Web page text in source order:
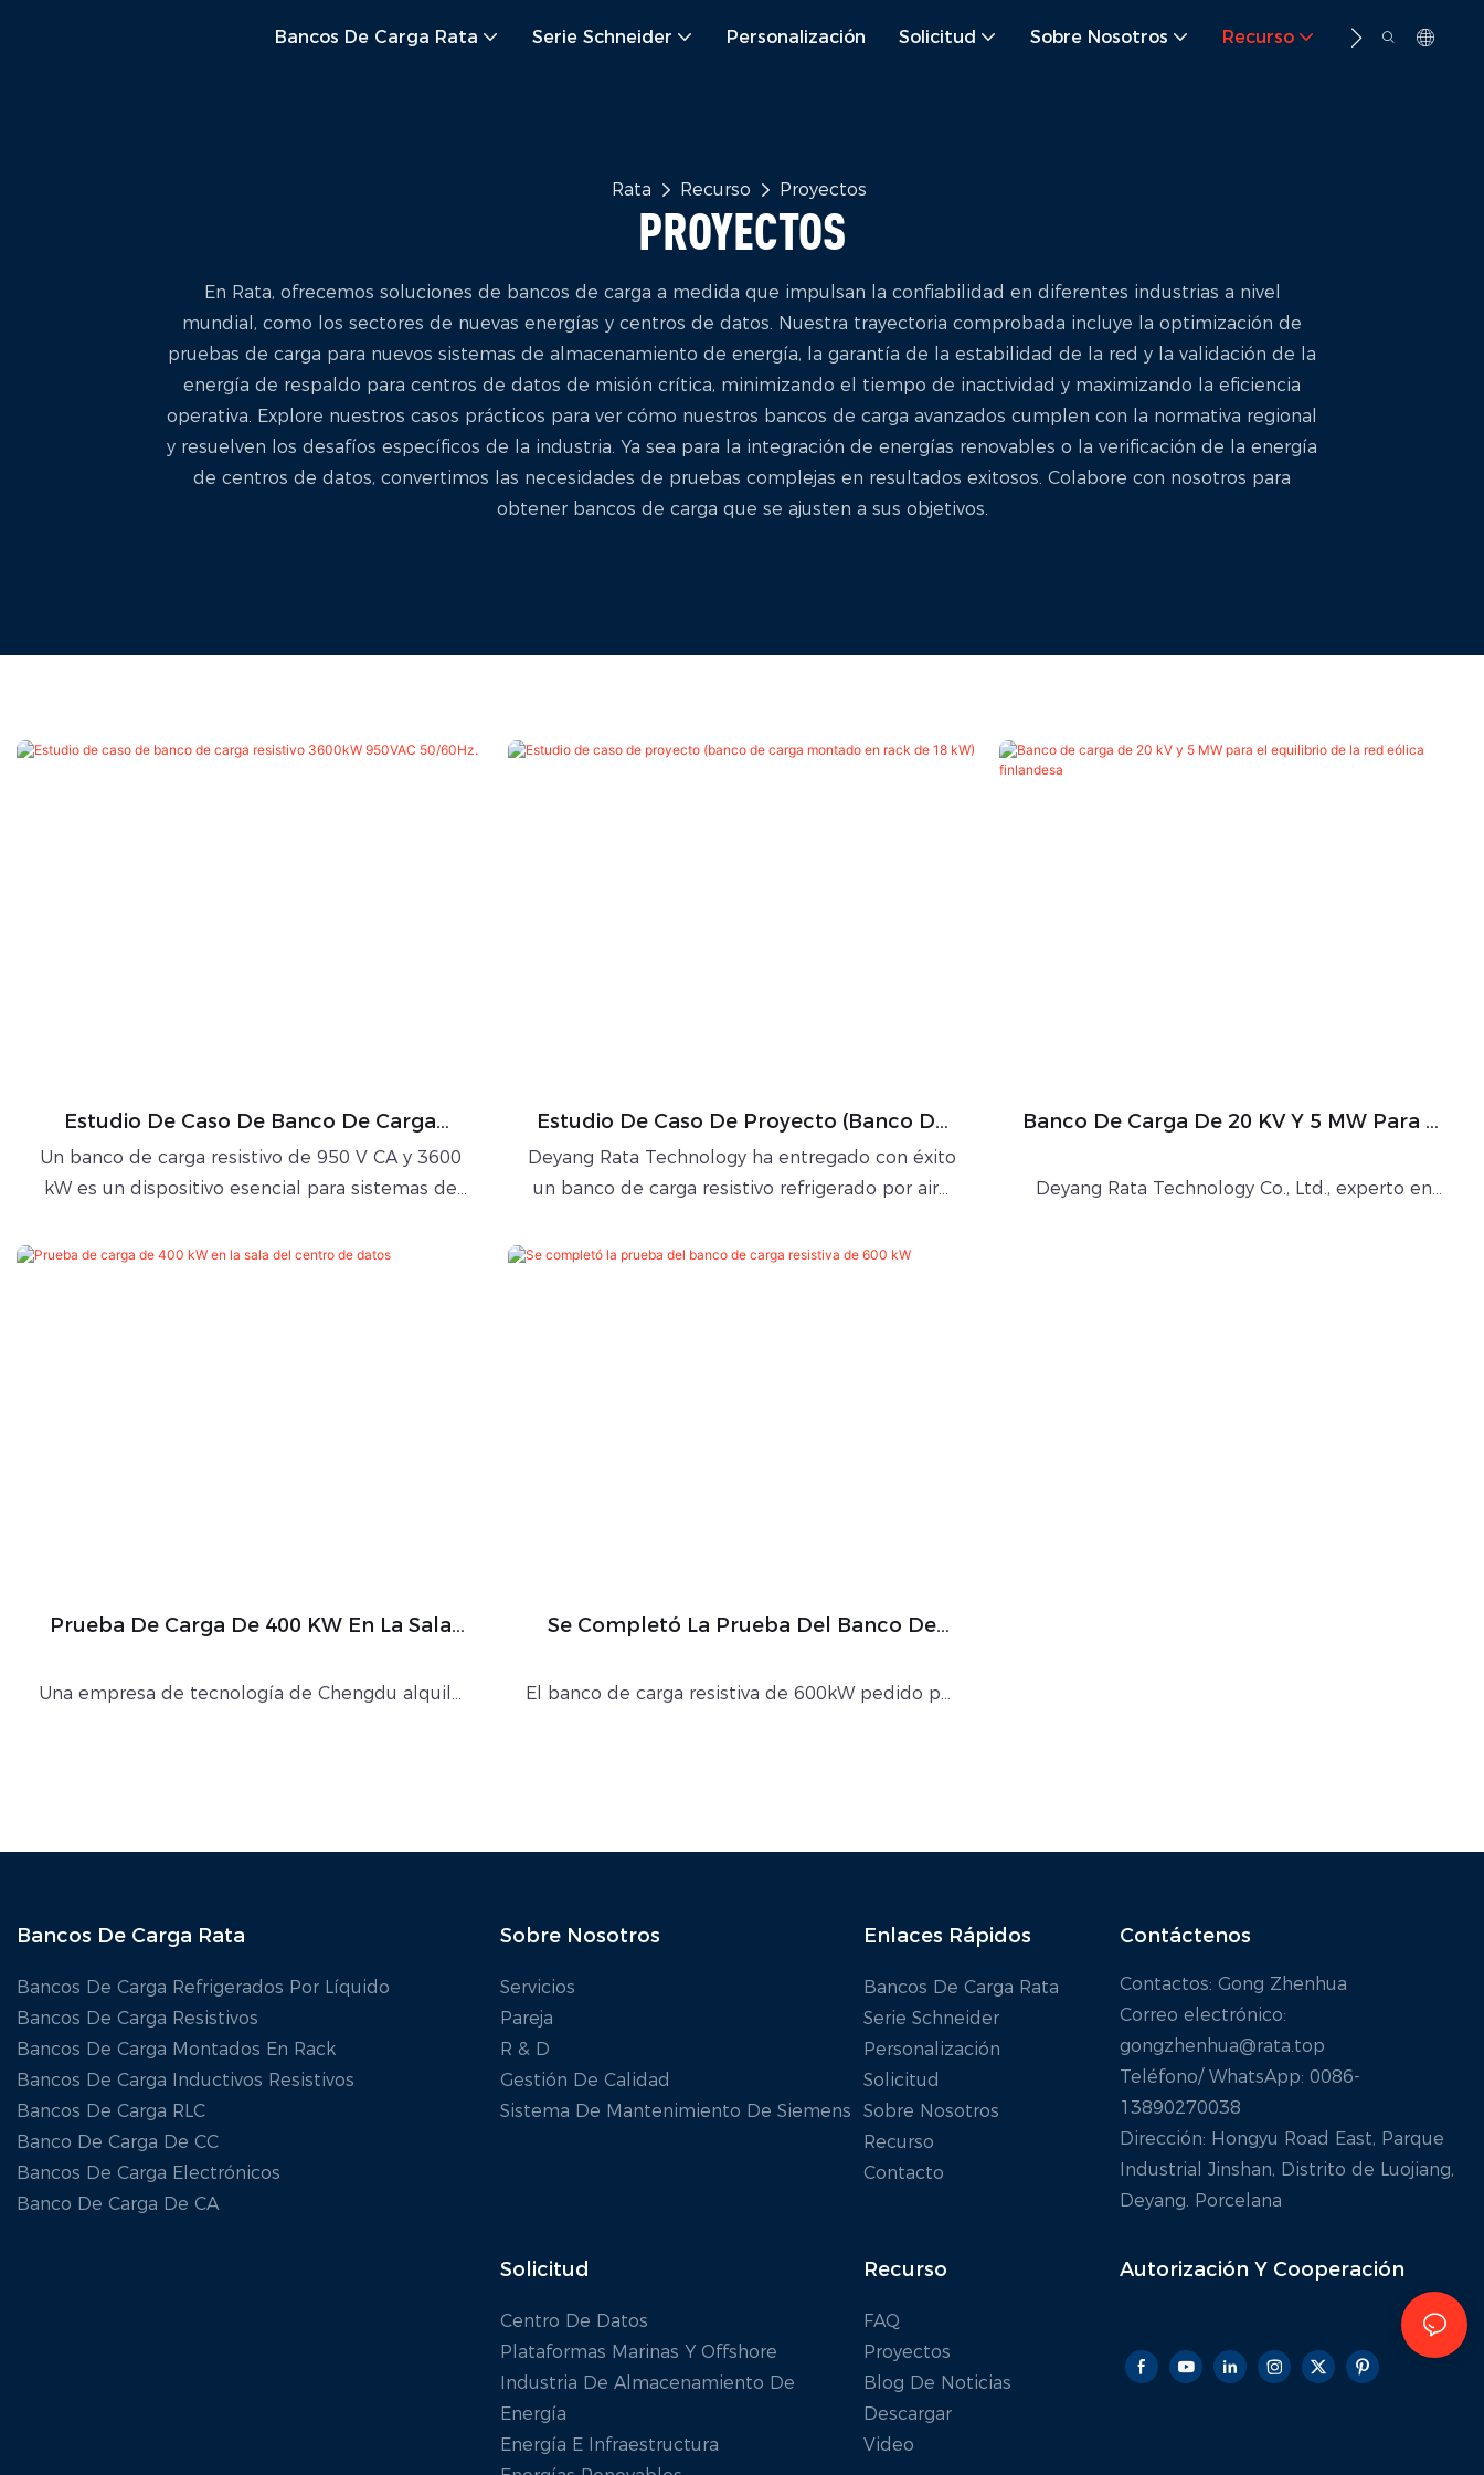
Bancos De Carga Rata Serie Schneider Personalización Solicitud Sobre Nosotros Recurso Contacto
Rata Recurso Proyectos
PROYECTOS
En Rata, ofrecemos soluciones de bancos de carga a medida que impulsan la confiabilidad en diferentes industrias a nivel
mundial, como los sectores de nuevas energías y centros de datos. Nuestra trayectoria comprobada incluye la optimización de
pruebas de carga para nuevos sistemas de almacenamiento de energía, la garantía de la estabilidad de la red y la validación de la
energía de respaldo para centros de datos de misión crítica, minimizando el tiempo de inactividad y maximizando la eficiencia
operativa. Explore nuestros casos prácticos para ver cómo nuestros bancos de carga avanzados cumplen con la normativa regional
y resuelven los desafíos específicos de la industria. Ya sea para la integración de energías renovables o la verificación de la energía
de centros de datos, convertimos las necesidades de pruebas complejas en resultados exitosos. Colabore con nosotros para
obtener bancos de carga que se ajusten a sus objetivos.
Estudio De Caso De Banco De Carga
Resistivo 3600kW 950VAC 50/60Hz.
Un banco de carga resistivo de 950 V CA y 3600
kW es un dispositivo esencial para sistemas de
especialmente en pruebas de descarga a plena
Estudio De Caso De Proyecto (banco De
Carga Montado En Rack De 18 KW)
Deyang Rata Technology ha entregado con éxito
un banco de carga resistivo refrigerado por aire
datos de Oriente Medio. La unidad se diseñó
Banco De Carga De 20 KV Y 5 MW Para El
Deyang Rata Technology Co., Ltd., experto en
Prueba De Carga De 400 KW En La Sala
Una empresa de tecnología de Chengdu alquiló
Se Completó La Prueba Del Banco De
El banco de carga resistiva de 600kW pedido por
Bancos De Carga Rata
Bancos De Carga Refrigerados Por Líquido
Bancos De Carga Resistivos
Bancos De Carga Montados En Rack
Bancos De Carga Inductivos Resistivos
Bancos De Carga RLC
Banco De Carga De CC
Bancos De Carga Electrónicos
Banco De Carga De CA
Sobre Nosotros
Servicios
Pareja
R & D
Gestión De Calidad
Sistema De Mantenimiento De Siemens
Enlaces Rápidos
Bancos De Carga Rata
Serie Schneider
Personalización
Solicitud
Sobre Nosotros
Recurso
Contacto
Contáctenos
Contactos: Gong Zhenhua
Correo electrónico:
gongzhenhua@rata.top
Teléfono/ WhatsApp: 0086-
13890270038
Dirección: Hongyu Road East, Parque
Industrial Jinshan, Distrito de Luojiang,
Deyang. Porcelana
Solicitud
Centro De Datos
Plataformas Marinas Y Offshore
Industria De Almacenamiento De
Energía
Energía E Infraestructura
Recurso
FAQ
Proyectos
Blog De Noticias
Descargar
Video
Autorización Y Cooperación